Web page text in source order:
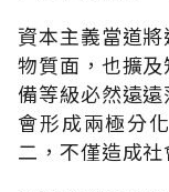
資本主義當道
物質面，也擴
備等級必然遠
會形成兩極分
二，不僅造成